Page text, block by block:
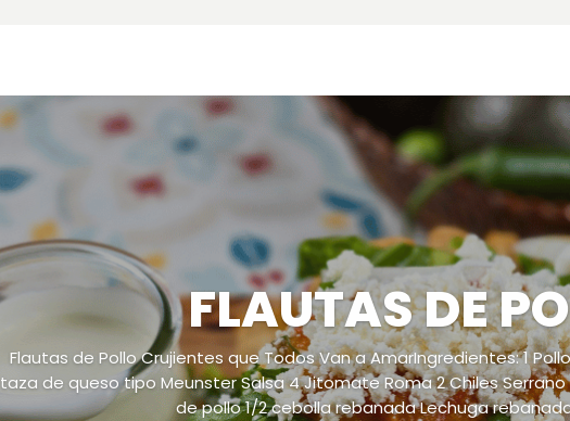
FLAUTAS DE
Flautas de Pollo Crujientes que Todos Van a AmarIngredientes: 1
taza de queso tipo Meunster Salsa 4 Jitomate Roma 2 Chiles
de pollo 1/2 cebolla rebanada Lechuga